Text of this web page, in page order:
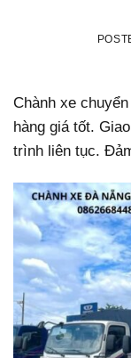
Chành xe
hàng giá tốt.
trình liên tục.